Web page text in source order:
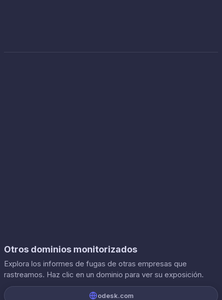
Otros dominios monitorizados
Explora los informes de fugas de otras empresas que
rastreamos. Haz clic en un dominio para ver su exposición.
odesk.com